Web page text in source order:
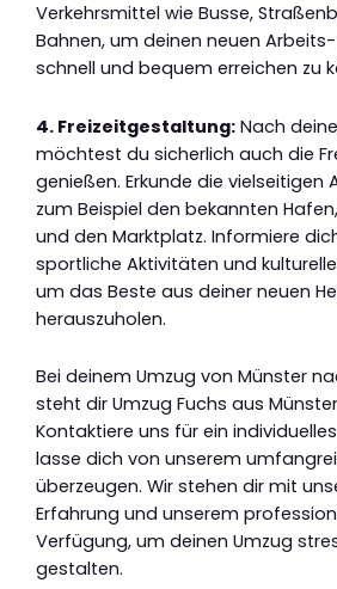
Verkehrsmittel wie Busse,
Bahnen, um deinen neuen
schnell und bequem erreichen zu
4. Freizeitgestaltung: Nach
möchtest du sicherlich auch die
genießen. Erkunde die vielseitigen
zum Beispiel den bekannten
und den Marktplatz. Informiere
sportliche Aktivitäten und
um das Beste aus deiner neuen
herauszuholen.
Bei deinem Umzug von Münster
steht dir Umzug Fuchs aus
Kontaktiere uns für ein
lasse dich von unserem
überzeugen. Wir stehen dir mit
Erfahrung und unserem
Verfügung, um deinen Umzug
gestalten.